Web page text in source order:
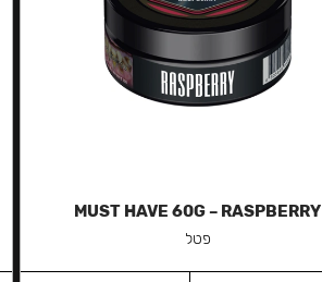
MUST HAVE 60G – RASPBERRY
פטל